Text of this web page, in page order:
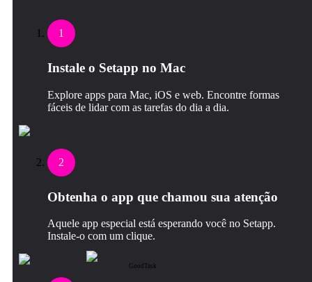
1
Instale o Setapp no Mac
Explore apps para Mac, iOS e web. Encontre formas
fáceis de lidar com as tarefas do dia a dia.
2
Obtenha o app que chamou sua atenção
Aquele app especial está esperando você no Setapp.
Instale‑o com um clique.
GoodTask